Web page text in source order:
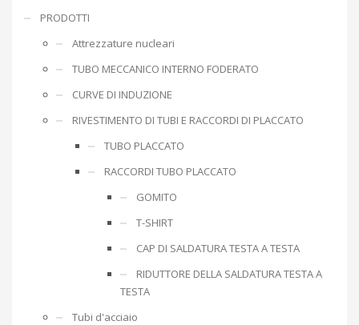
PRODOTTI
Attrezzature nucleari
TUBO MECCANICO INTERNO FODERATO
CURVE DI INDUZIONE
RIVESTIMENTO DI TUBI E RACCORDI DI PLACCATO
TUBO PLACCATO
RACCORDI TUBO PLACCATO
GOMITO
T-SHIRT
CAP DI SALDATURA TESTA A TESTA
RIDUTTORE DELLA SALDATURA TESTA A
TESTA
Tubi d'acciaio